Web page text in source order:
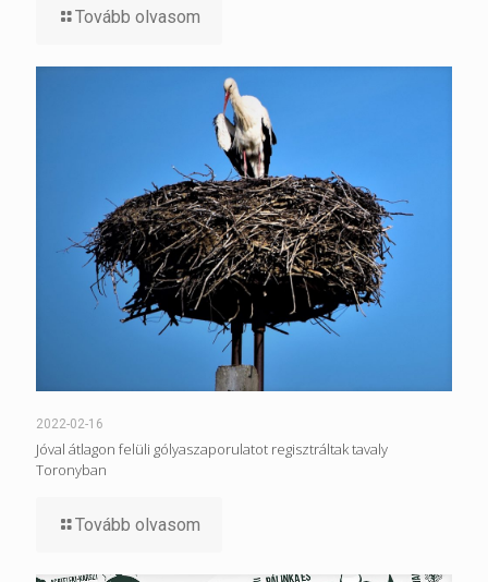
Tovább olvasom
2022-02-16
Jóval átlagon felüli gólyaszaporulatot regisztráltak tavaly
Toronyban
Tovább olvasom